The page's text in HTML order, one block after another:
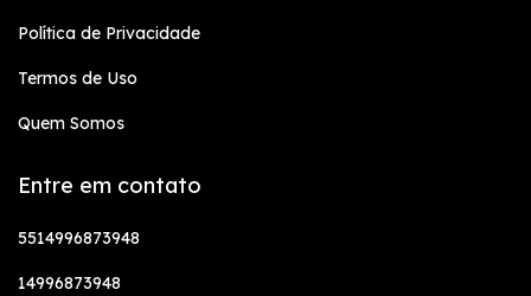
Política de Privacidade
Termos de Uso
Quem Somos
Entre em contato
5514996873948
14996873948